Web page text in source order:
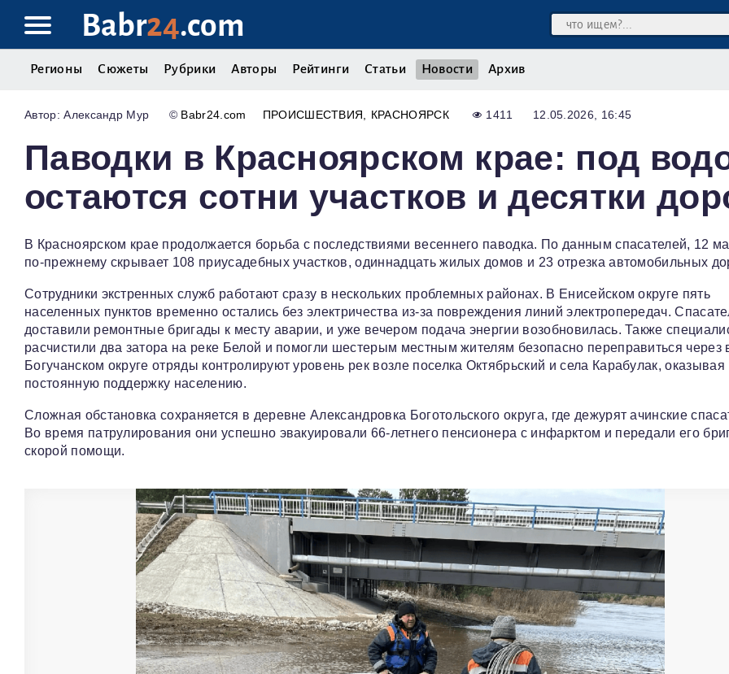
Babr24.com
Регионы Сюжеты Рубрики Авторы Рейтинги Статьи Новости Архив
Александр Мур © Babr24.com ПРОИСШЕСТВИЯ КРАСНОЯРСК 1411 12.05.2026, 16:45
Паводки в Красноярском крае: под
остаются сотни участков и десятки
В Красноярском крае продолжается борьба с последствиями весеннего паводка. По данным спасателей, 12
по-прежнему скрывает 108 приусадебных участков, одиннадцать жилых домов и 23 отрезка автомобильных
Сотрудники экстренных служб работают сразу в нескольких проблемных районах. В Енисейском округе пять
населенных пунктов временно остались без электричества из-за повреждения линий электропередач.
доставили ремонтные бригады к месту аварии, и уже вечером подача энергии возобновилась. Также
расчистили два затора на реке Белой и помогли шестерым местным жителям безопасно переправиться через
Богучанском округе отряды контролируют уровень рек возле поселка Октябрьский и села Карабулак, оказывая
постоянную поддержку населению.
Сложная обстановка сохраняется в деревне Александровка Боготольского округа, где дежурят ачинские
Во время патрулирования они успешно эвакуировали 66-летнего пенсионера с инфарктом и передали его
скорой помощи.